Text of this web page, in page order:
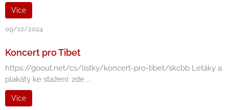
Více
09/12/2024
Koncert pro Tibet
https://goout.net/cs/listky/koncert-pro-tibet/skcbb Letáky a
plakáty ke stažení: zde ...
Více